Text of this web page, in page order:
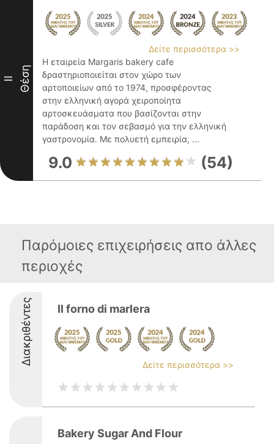
II Θέση
Δείτε περισσότερα >>
Η εταιρεία Margaris bakery cafe
δραστηριοποιείται στον χώρο των
αρτοποιείων από το 1974, προσφέροντας
στην ελληνική αγορά χειροποίητα
αρτοσκευάσματα που βασίζονται στην
παράδοση και τον σεβασμό για την ελληνική
γαστρονομία. Με πολυετή εμπειρία, ...
9.0 (54)
Παρόμοιες επιχειρήσεις απο άλλες
περιοχές
Διακριθέντες Il forno di marlera
Δείτε περισσότερα >>
Bakery Sugar And Flour